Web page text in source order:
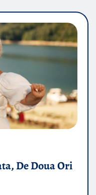
De Doua Ori